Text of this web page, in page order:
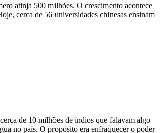
atinja 500 milhões. O crescimento acontece
cerca de 56 universidades chinesas ensinam
de 10 milhões de índios que falavam algo
no país. O propósito era enfraquecer o poder